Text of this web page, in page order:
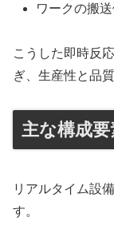
ワークの搬
こうした即時反
ぎ、生産性と品
主な構成要
リアルタイム設
す。